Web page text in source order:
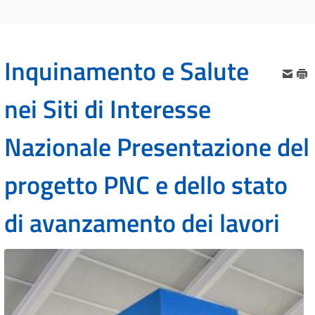
Inquinamento e Salute
nei Siti di Interesse
Nazionale Presentazione del
progetto PNC e dello stato
di avanzamento dei lavori